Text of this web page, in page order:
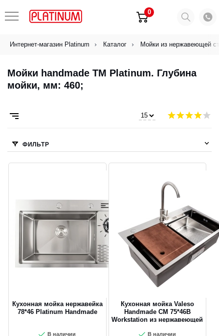
0
Интернет-магазин Platinum Каталог Мойки из нержавеющей
Мойки handmade ТМ Platinum. Глубина
мойки, мм: 460;
ФИЛЬТР
Кухонная мойка нержавейка
78*46 Platinum Handmade
В наличии
Кухонная мойка Valeso
Handmade CM 75*46B
Workstation из нержавеющей
В наличии